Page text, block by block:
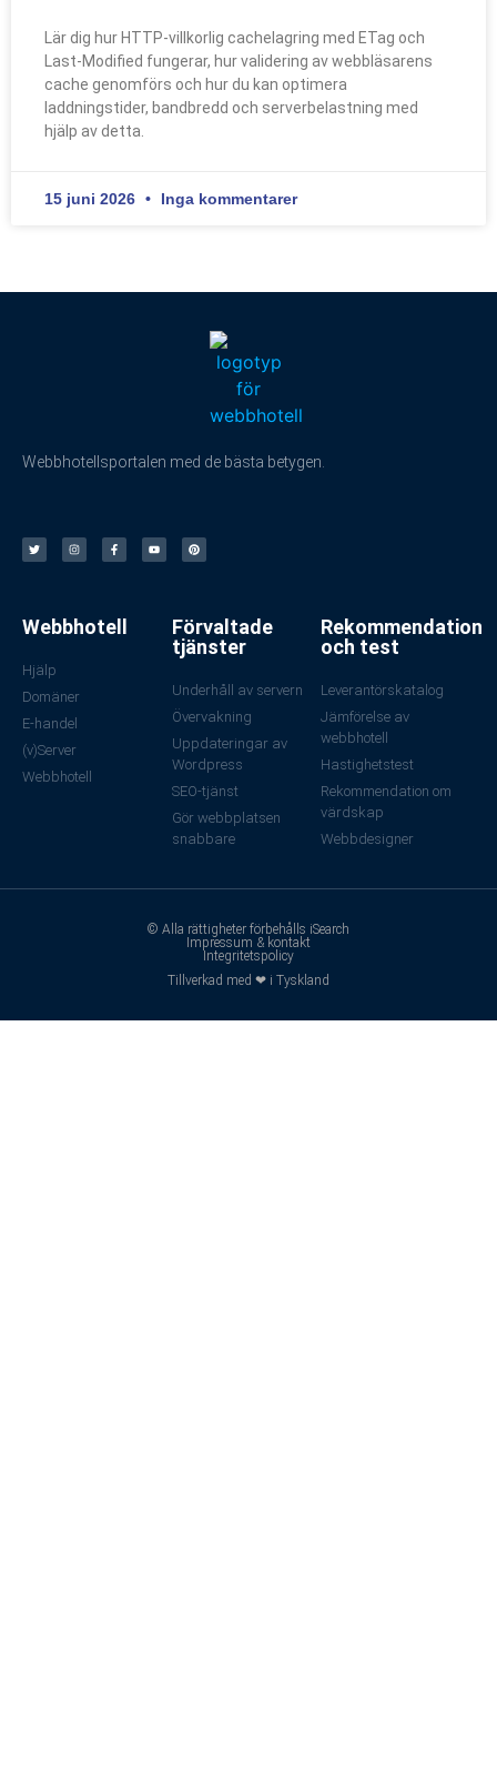
Lär dig hur HTTP-villkorlig cachelagring med ETag och
Last-Modified fungerar, hur validering av webbläsarens
cache genomförs och hur du kan optimera
laddningstider, bandbredd och serverbelastning med
hjälp av detta.
15 juni 2026 Inga kommentarer
Webbhotellsportalen med de bästa betygen.
Webbhotell
Hjälp
Domäner
E-handel
(v)Server
Webbhotell
Förvaltade
tjänster
Underhåll av servern
Övervakning
Uppdateringar av
Wordpress
SEO-tjänst
Gör webbplatsen
snabbare
Rekommendation
och test
Leverantörskatalog
Jämförelse av
webbhotell
Hastighetstest
Rekommendation om
värdskap
Webbdesigner
© Alla rättigheter förbehålls iSearch
Impressum & kontakt
Integritetspolicy
Tillverkad med ❤ i Tyskland